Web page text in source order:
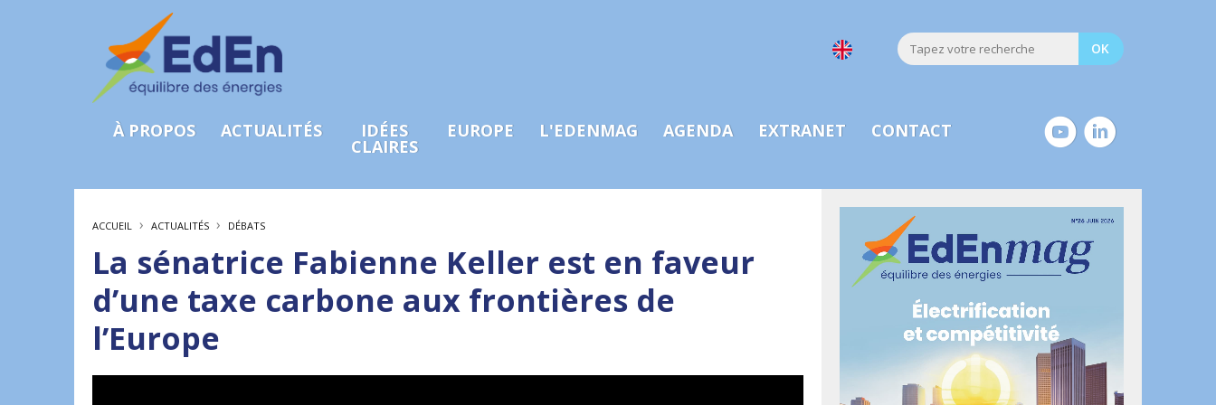
À PROPOS ACTUALITÉS IDÉES
CLAIRES
EUROPE L'EDENMAG AGENDA EXTRANET CONTACT
ACCUEIL › ACTUALITÉS › DÉBATS
La sénatrice Fabienne Keller est en faveur
d’une taxe carbone aux frontières de
l’Europe